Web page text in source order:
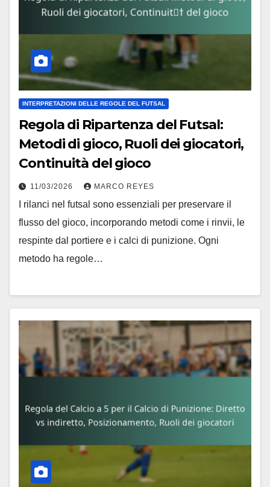
INTERPRETAZIONI DELLE REGOLE DEL FUTSAL
Regola di Ripartenza del Futsal:
Metodi di gioco, Ruoli dei giocatori,
Continuità del gioco
11/03/2026 MARCO REYES
I rilanci nel futsal sono essenziali per preservare il
flusso del gioco, incorporando metodi come i rinvii, le
respinte dal portiere e i calci di punizione. Ogni
metodo ha regole…